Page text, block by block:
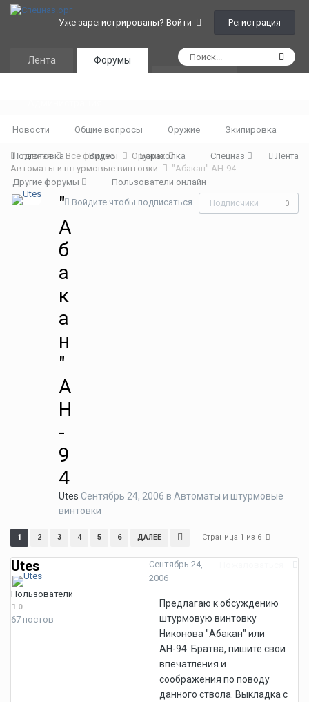
Уже зарегистрированы? Войти Регистрация
Лента Форумы
Новости Общие вопросы Оружие Экипировка
Подготовка Видео Барахолка Спецназ
Другие форумы Пользователи онлайн
Лента
Главная Все форумы
Оружие
Автоматы и штурмовые винтовки
"Абакан" АН-94
Войдите чтобы подписаться Подписчики 0
"
А
б
а
к
а
н
"
А
Н
-
9
4
Utes Сентябрь 24, 2006 в Автоматы и штурмовые
винтовки
1 2 3 4 5 6 ДАЛЕЕ Страница 1 из 6
Utes
Пользователи
0
67 постов
Сентябрь 24,
2006
Предлагаю к обсуждению
штурмовую винтовку
Никонова "Абакан" или
АН-94. Братва, пишите свои
впечатления и
соображения по поводу
данного ствола. Выкладка с